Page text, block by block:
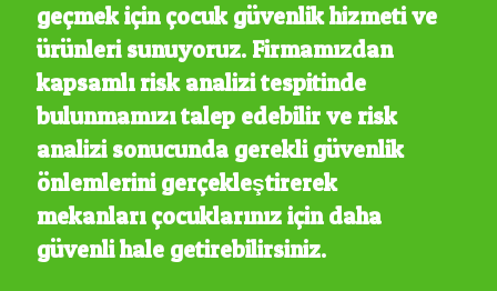
geçmek için çocuk güvenlik hizmeti ve
ürünleri sunuyoruz. Firmamızdan
kapsamlı risk analizi tespitinde
bulunmamızı talep edebilir ve risk
analizi sonucunda gerekli güvenlik
önlemlerini gerçekleştirerek
mekanları çocuklarınız için daha
güvenli hale getirebilirsiniz.